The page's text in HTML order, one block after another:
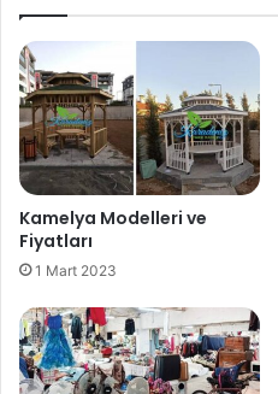
Kamelya Modelleri ve
Fiyatları
1 Mart 2023